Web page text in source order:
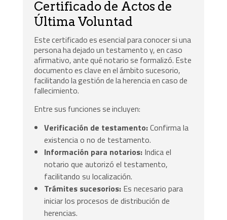
Certificado de Actos de
Última Voluntad
Este certificado es esencial para conocer si una
persona ha dejado un testamento y, en caso
afirmativo, ante qué notario se formalizó. Este
documento es clave en el ámbito sucesorio,
facilitando la gestión de la herencia en caso de
fallecimiento.
Entre sus funciones se incluyen:
Verificación de testamento:Confirma la
existencia o no de testamento.
Información para notarios: Indica el
notario que autorizó el testamento,
facilitando su localización.
Trámites sucesorios: Es necesario para
iniciar los procesos de distribución de
herencias.